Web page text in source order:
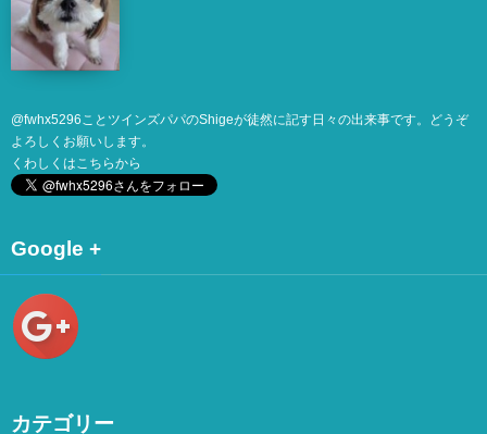
@fwhx5296ことツインズパパのShigeが徒然に記す日々の出来事です。どうぞ
よろしくお願いします。
くわしくはこちらから
Google +
カテゴリー